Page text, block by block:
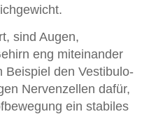
sind Augen,
eng miteinander
Beispiel den Vestibulo-
Nervenzellen dafür,
ein stabiles